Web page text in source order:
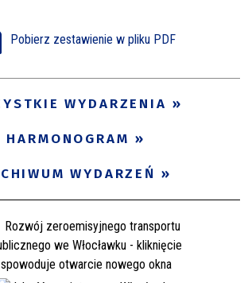
Pobierz zestawienie w pliku PDF
WYDARZENIA
HARMONOGRAM
WYDARZEŃ